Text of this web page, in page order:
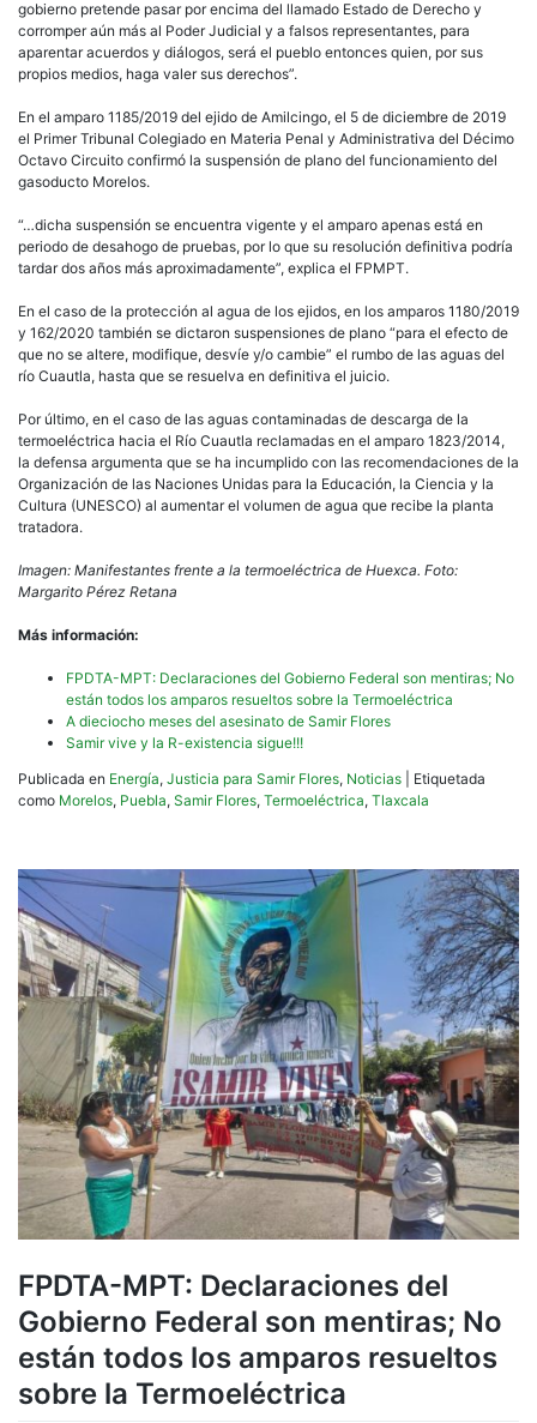
gobierno pretende pasar por encima del llamado Estado de Derecho y
corromper aún más al Poder Judicial y a falsos representantes, para
aparentar acuerdos y diálogos, será el pueblo entonces quien, por sus
propios medios, haga valer sus derechos”.
En el amparo 1185/2019 del ejido de Amilcingo, el 5 de diciembre de 2019
el Primer Tribunal Colegiado en Materia Penal y Administrativa del Décimo
Octavo Circuito confirmó la suspensión de plano del funcionamiento del
gasoducto Morelos.
“…dicha suspensión se encuentra vigente y el amparo apenas está en
periodo de desahogo de pruebas, por lo que su resolución definitiva podría
tardar dos años más aproximadamente”, explica el FPMPT.
En el caso de la protección al agua de los ejidos, en los amparos 1180/2019
y 162/2020 también se dictaron suspensiones de plano “para el efecto de
que no se altere, modifique, desvíe y/o cambie” el rumbo de las aguas del
río Cuautla, hasta que se resuelva en definitiva el juicio.
Por último, en el caso de las aguas contaminadas de descarga de la
termoeléctrica hacia el Río Cuautla reclamadas en el amparo 1823/2014,
la defensa argumenta que se ha incumplido con las recomendaciones de la
Organización de las Naciones Unidas para la Educación, la Ciencia y la
Cultura (UNESCO) al aumentar el volumen de agua que recibe la planta
tratadora.
Imagen: Manifestantes frente a la termoeléctrica de Huexca. Foto:
Margarito Pérez Retana
Más información:
FPDTA-MPT: Declaraciones del Gobierno Federal son mentiras; No
están todos los amparos resueltos sobre la Termoeléctrica
A dieciocho meses del asesinato de Samir Flores
Samir vive y la R-existencia sigue!!!
Publicada en Energía, Justicia para Samir Flores, Noticias
Etiquetada
como Morelos, Puebla, Samir Flores, Termoeléctrica, Tlaxcala
FPDTA-MPT: Declaraciones del
Gobierno Federal son mentiras; No
están todos los amparos resueltos
sobre la Termoeléctrica